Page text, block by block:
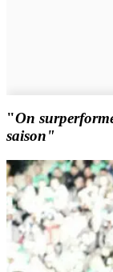
"On
saison"